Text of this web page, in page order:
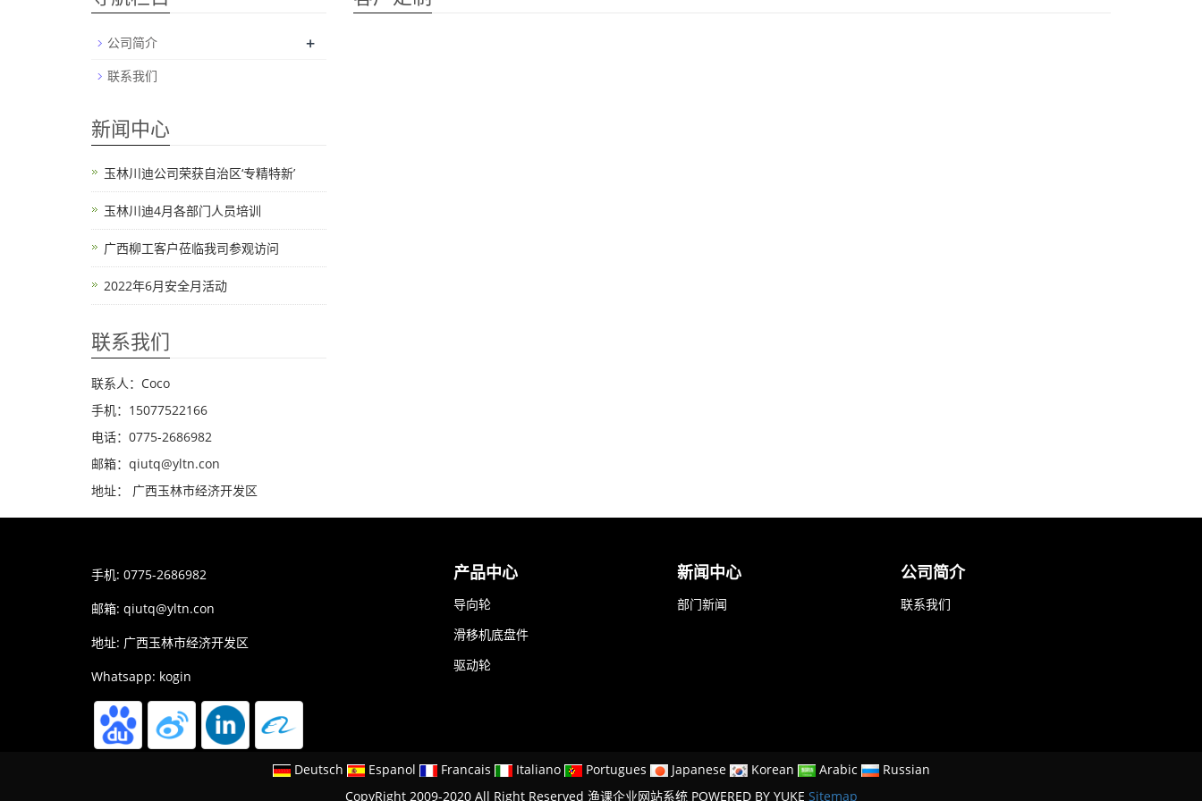
公司简介 +
联系我们
新闻中心
玉林川迪公司荣获自治区‘专精特新’
玉林川迪4月各部门人员培训
广西柳工客户莅临我司参观访问
2022年6月安全月活动
联系我们
联系人：Coco
手机：15077522166
电话：0775-2686982
邮箱：qiutq@yltn.con
地址： 广西玉林市经济开发区
手机: 0775-2686982
邮箱: qiutq@yltn.con
地址: 广西玉林市经济开发区
Whatsapp: kogin
产品中心
导向轮
滑移机底盘件
驱动轮
新闻中心
部门新闻
公司简介
联系我们
Deutsch Espanol Francais Italiano Portugues Japanese Korean Arabic
Russian
CopyRight 2009-2020 All Right Reserved 渔课企业网站系统 POWERED BY YUKE Sitemap